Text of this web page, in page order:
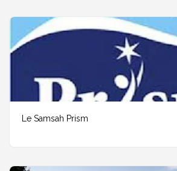
Le Samsah Prism